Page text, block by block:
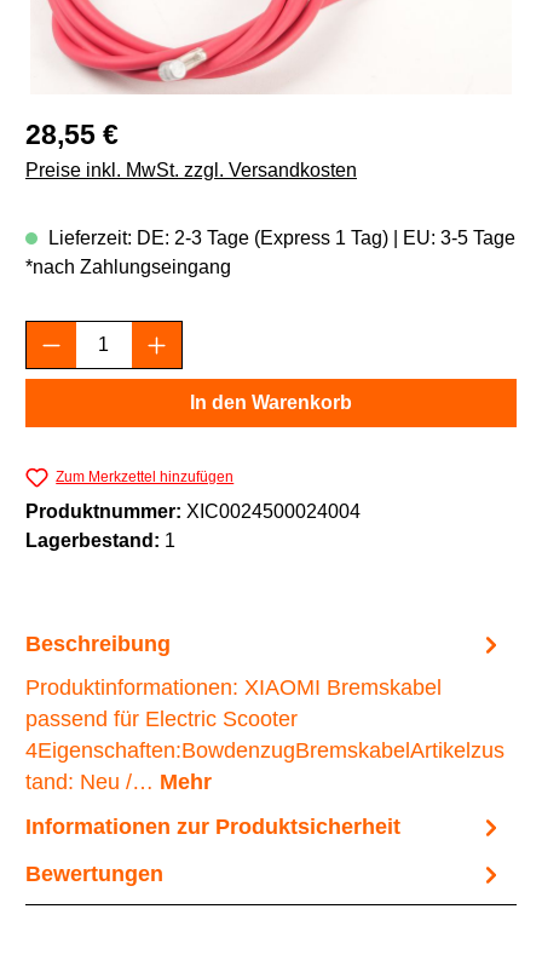
Regulärer Preis:
28,55 €
Preise inkl. MwSt. zzgl. Versandkosten
Lieferzeit: DE: 2-3 Tage (Express 1 Tag) | EU: 3-5 Tage
*nach Zahlungseingang
Produkt Anzahl: Gib den gewünschten
In den Warenkorb
Zum Merkzettel hinzufügen
Produktnummer: XIC0024500024004
Lagerbestand: 1
Beschreibung
Produktinformationen: XIAOMI Bremskabel
passend für Electric Scooter
4Eigenschaften:BowdenzugBremskabelArtikelzus
tand: Neu /… Mehr
Informationen zur Produktsicherheit
Bewertungen